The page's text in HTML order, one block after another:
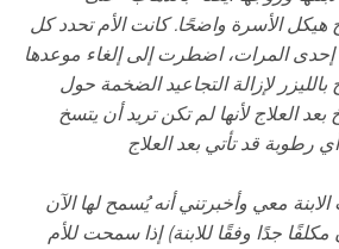
هيكل الأسرة واضحًا. كانت الأم تحدد كل
المرات، اضطرت إلى إلغاء موعدها
لإزالة التجاعيد الضخمة حول
العلاج لأنها لم تكن تريد أن يتسخ
رطوبة قد تأتي بعد العلاج
معي وأخبرتني أنه يُسمح لها الآن
مكلفًا جدًا وفقًا للابنة) إذا سمحت للأم